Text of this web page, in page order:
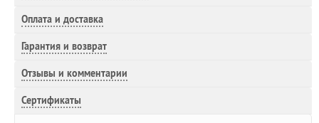
Оплата и доставка
Гарантия и возврат
Отзывы и комментарии
Сертификаты